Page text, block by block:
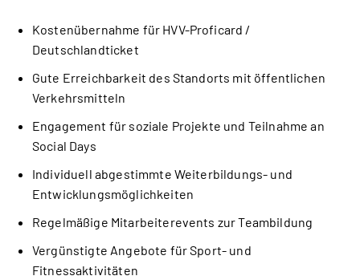
Kostenübernahme für HVV-Proficard /
Deutschlandticket
Gute Erreichbarkeit des Standorts mit öffentlichen
Verkehrsmitteln
Engagement für soziale Projekte und Teilnahme an
Social Days
Individuell abgestimmte Weiterbildungs- und
Entwicklungsmöglichkeiten
Regelmäßige Mitarbeiterevents zur Teambildung
Vergünstigte Angebote für Sport- und
Fitnessaktivitäten